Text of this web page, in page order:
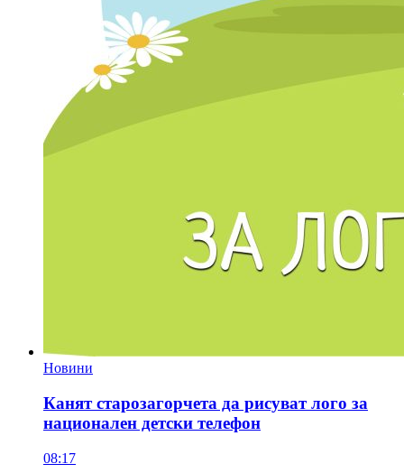
Новини
Канят старозагорчета да рисуват лого за
национален детски телефон
08:17